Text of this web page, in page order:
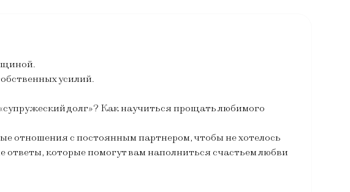
усилий.
долг»? Как научиться прощать любимого
отношения с постоянным партнером, чтобы не хотелось
которые помогут вам наполниться счастьем любви